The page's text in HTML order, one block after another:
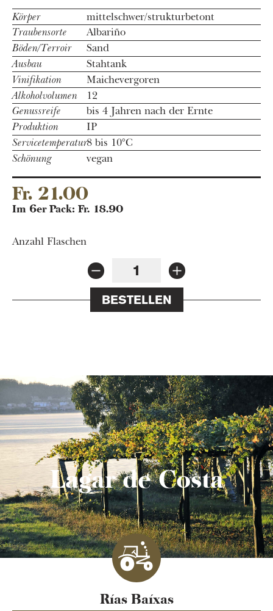
Körper
mittelschwer/strukturbetont
Traubensorte
Albariño
Böden/Terroir
Sand
Ausbau
Stahtank
Vinifikation
Maichevergoren
Alkoholvolumen
12
Genussreife
bis 4 Jahren nach der Ernte
Produktion
IP
Servicetemperatur8 bis 10°C
Schönung
vegan
Fr. 21.00
Anzahl Flaschen
BESTELLEN
Im 6er Pack: Fr. 18.90
Lagar de Costa
Rías Baíxas